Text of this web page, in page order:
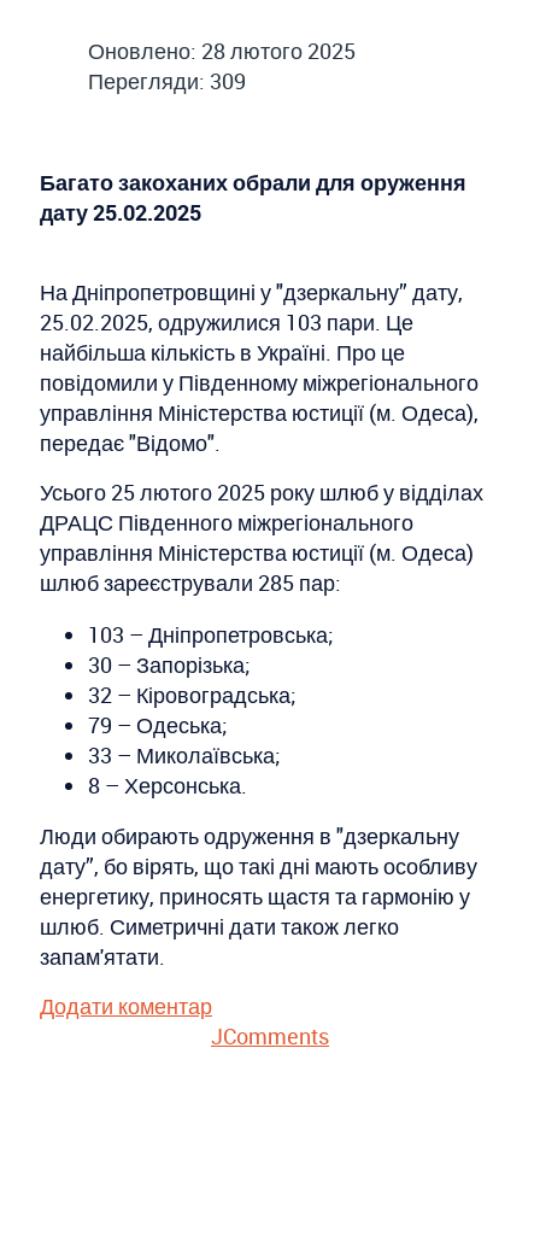
Оновлено: 28 лютого 2025
Перегляди: 309
Багато закоханих обрали для оруження
дату 25.02.2025
На Дніпропетровщині у "дзеркальну” дату,
25.02.2025, одружилися 103 пари. Це
найбільша кількість в Україні. Про це
повідомили у Південному міжрегіонального
управління Міністерства юстиції (м. Одеса),
передає "Відомо".
Усього 25 лютого 2025 року шлюб у відділах
ДРАЦС Південного міжрегіонального
управління Міністерства юстиції (м. Одеса)
шлюб зареєстрували 285 пар:
103 – Дніпропетровська;
30 – Запорізька;
32 – Кіровоградська;
79 – Одеська;
33 – Миколаївська;
8 – Херсонська.
Люди обирають одруження в "дзеркальну
дату”, бо вірять, що такі дні мають особливу
енергетику, приносять щастя та гармонію у
шлюб. Симетричні дати також легко
запам'ятати.
Додати коментар
JComments